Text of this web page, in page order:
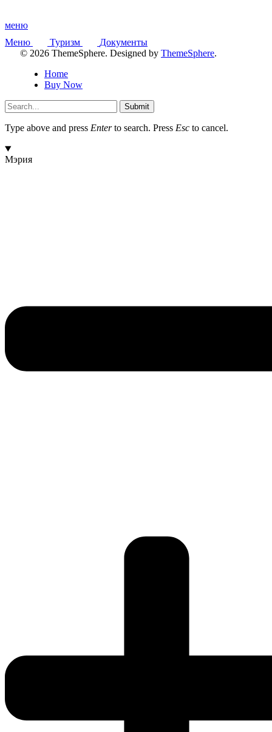
меню
Меню
Туризм
Документы
© 2026 ThemeSphere. Designed by ThemeSphere.
Home
Buy Now
Submit
Type above and press Enterto search. Press Esc to cancel.
Мэрия